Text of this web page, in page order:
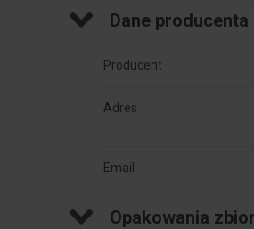
Dane producenta
Producent
Adres
Email
Opakowania